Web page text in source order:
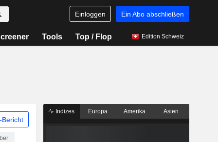
Einloggen Ein Abo abschließen
Tools Top / Flop Edition Schweiz
Bericht
Indizes Europa Amerika Asien